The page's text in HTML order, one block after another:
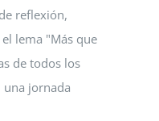
reflexión,
lema "Más que
de todos los
una jornada